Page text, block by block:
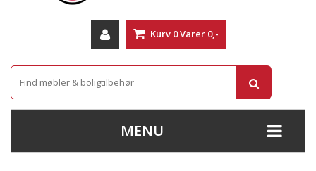
Kurv 0Varer 0,-
MENU